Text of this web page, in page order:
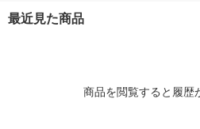
品）
最近見た商品
商品を閲覧すると履歴